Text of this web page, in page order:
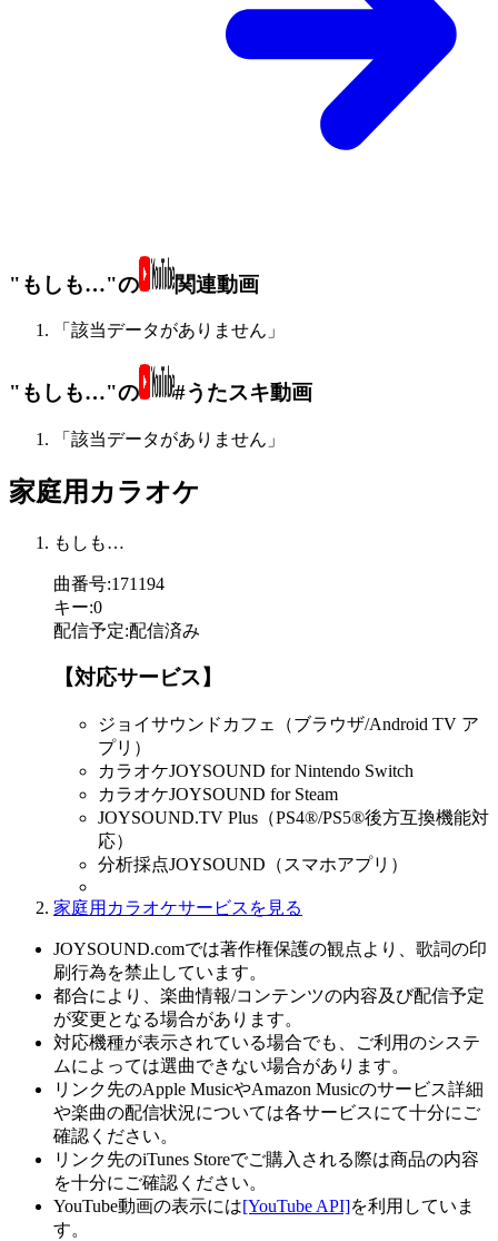
"もしも…"の 関連動画
「該当データがありません」
"もしも…"の #うたスキ動画
「該当データがありません」
家庭用カラオケ
もしも…
曲番号:171194
キー:0
配信予定:配信済み
【対応サービス】
ジョイサウンドカフェ（ブラウザ/Android TV ア
プリ）
カラオケJOYSOUND for Nintendo Switch
カラオケJOYSOUND for Steam
JOYSOUND.TV Plus（PS4®/PS5®後方互換機能対
応）
分析採点JOYSOUND（スマホアプリ）
家庭用カラオケサービスを見る
JOYSOUND.comでは著作権保護の観点より、歌詞の印
刷行為を禁止しています。
都合により、楽曲情報/コンテンツの内容及び配信予定
が変更となる場合があります。
対応機種が表示されている場合でも、ご利用のシステ
ムによっては選曲できない場合があります。
リンク先のApple MusicやAmazon Musicのサービス詳細
や楽曲の配信状況については各サービスにて十分にご
確認ください。
リンク先のiTunes Storeでご購入される際は商品の内容
を十分にご確認ください。
YouTube動画の表示には[YouTube API]を利用していま
す。